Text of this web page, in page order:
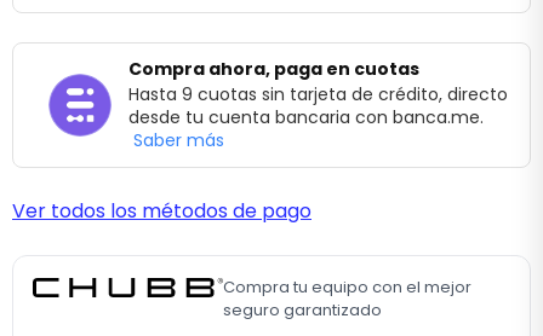
Compra ahora, paga en cuotas
Hasta 9 cuotas sin tarjeta de crédito, directo
desde tu cuenta bancaria con banca.me.
Saber más
Ver todos los métodos de pago
Compra tu equipo con el mejor
seguro garantizado